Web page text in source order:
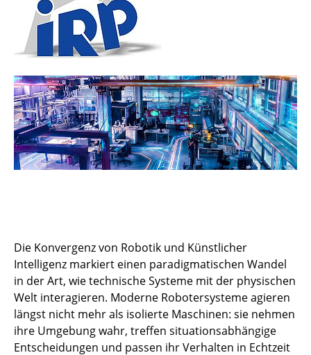
Die Konvergenz von Robotik und Künstlicher
Intelligenz markiert einen paradigmatischen Wandel
in der Art, wie technische Systeme mit der physischen
Welt interagieren. Moderne Robotersysteme agieren
längst nicht mehr als isolierte Maschinen: sie nehmen
ihre Umgebung wahr, treffen situationsabhängige
Entscheidungen und passen ihr Verhalten in Echtzeit